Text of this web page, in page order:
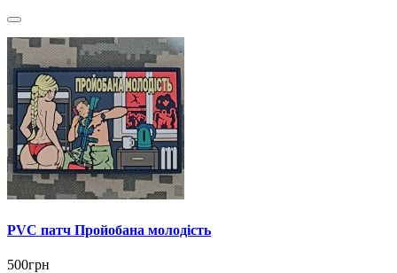
PVC патч Пройобана молодість
500грн